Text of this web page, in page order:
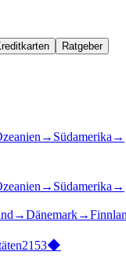
Ratgeber
→ Südamerika →
→ Südamerika →
→Dänemark→
2153◆